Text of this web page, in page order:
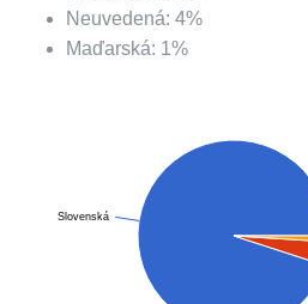
Neuvedená: 4%
Maďarská: 1%
Slovenská